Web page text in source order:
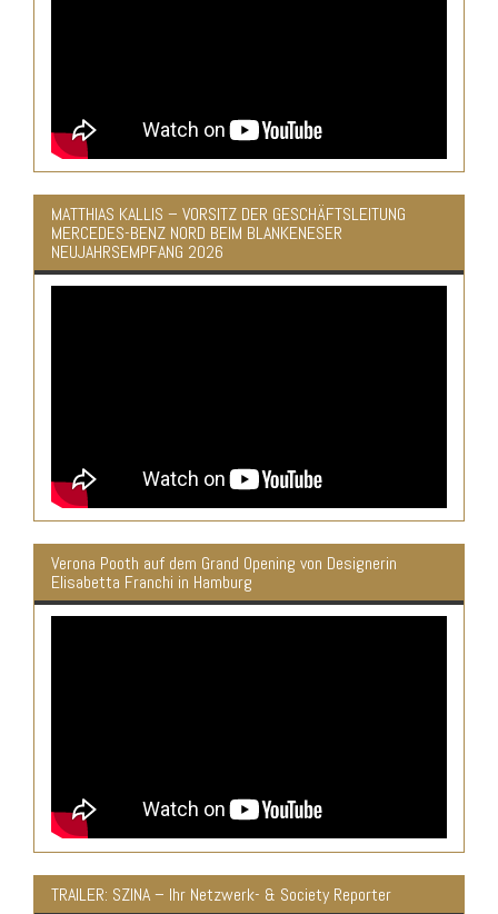
MATTHIAS KALLIS – VORSITZ DER GESCHÄFTSLEITUNG
MERCEDES-BENZ NORD BEIM BLANKENESER
NEUJAHRSEMPFANG 2026
Verona Pooth auf dem Grand Opening von Designerin
Elisabetta Franchi in Hamburg
TRAILER: SZINA – Ihr Netzwerk- & Society Reporter